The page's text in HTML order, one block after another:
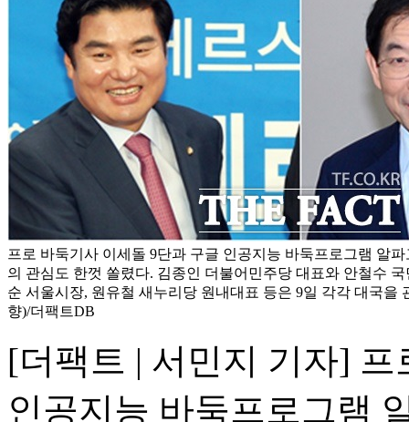
프로 바둑기사 이세돌 9단과 구글 인공지능 바둑프로그램 알
의 관심도 한껏 쏠렸다. 김종인 더불어민주당 대표와 안철수
순 서울시장, 원유철 새누리당 원내대표 등은 9일 각각 대국을
향)/더팩트DB
[더팩트 | 서민지 기자]
인공지능 바둑프로그램